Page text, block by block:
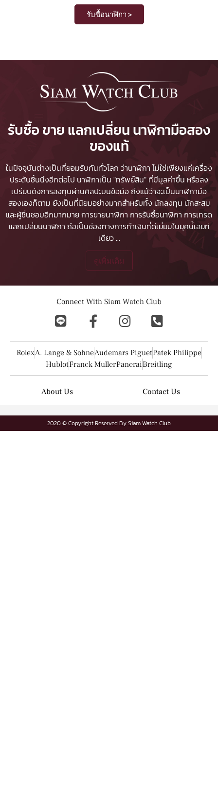
รับซื้อนาฬิกา >
รับซื้อ ขาย แลกเปลี่ยน นาฬิกามือสอง
ของแท้
ในปัจจุบันต่างเป็นที่ยอมรับกันทั่วโลก ว่านาฬิกา ไม่ใช่เพียงแค่เครื่อง
ประดับชิ้นนึงอีกต่อไป นาฬิกาเป็น "ทรัพย์สิน" ที่มีมูลค่าขึ้น หรือลง
เปรียบดังการลงทุนผ่านศิลปะบนข้อมือ ถึงแม้ว่าจะเป็นนาฬิกามือ
สองเองก็ตาม ยังเป็นที่นิยมอย่างมากสำหรับทั้ง นักลงทุน นักสะสม
และผู้ชื่นชอบอีกมากมายการขายนาฬิกา การรับซื้อนาฬิกา การเทรด
แลกเปลี่ยนนาฬิกา ถือเป็นช่องทางการทำเงินที่ดีเยี่ยมในยุคนี้เลยที
เดียว...
ดูเพิ่มเติม
Connect With Siam Watch Club
RolexA. Lange & SohneAudemars PiguetPatek Philippe
HublotFranck MullerPaneraiBreitling
About Us Contact Us
2020 © Copyright Reserved By Siam Watch Club